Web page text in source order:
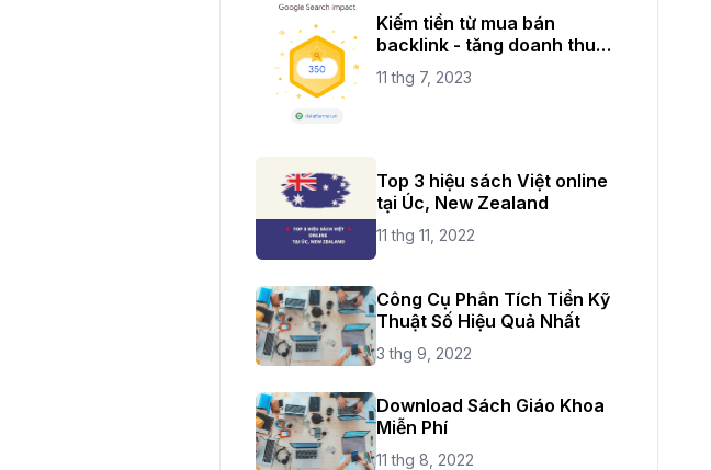
Kiếm tiền từ mua bán
backlink - tăng doanh thu
cho website của bạn
11 thg 7, 2023
Top 3 hiệu sách Việt online
tại Úc, New Zealand
11 thg 11, 2022
Công Cụ Phân Tích Tiền Kỹ
Thuật Số Hiệu Quả Nhất
3 thg 9, 2022
Download Sách Giáo Khoa
Miễn Phí
11 thg 8, 2022